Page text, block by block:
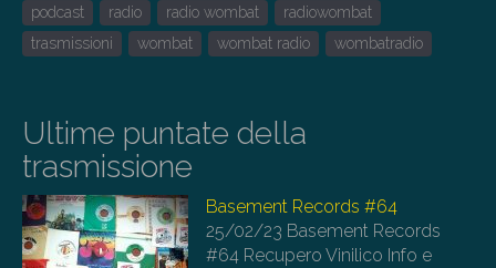
podcast
radio radio wombat
radiowombat
trasmissioni
wombat wombat radio wombatradio
Ultime puntate della
trasmissione
Basement Records #64
25/02/23 Basement Records
#64 Recupero Vinilico Info e